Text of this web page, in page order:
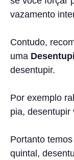
vazamento
Contudo,
uma
desentupir.
Por exemplo
pia, desentupir
Portanto
quintal,